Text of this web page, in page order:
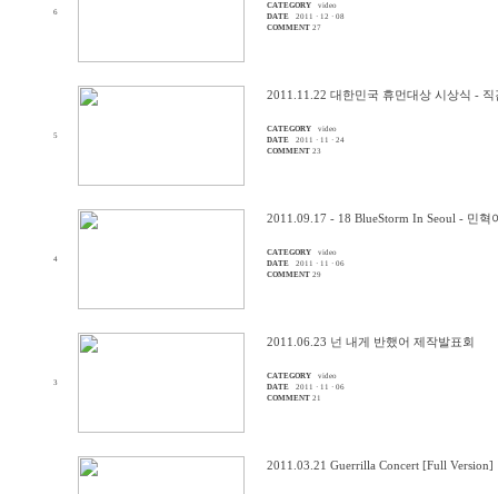
6
CATEGORY video
DATE
2011 · 12 · 08
COMMENT 27
5
2011.11.22 대한민국 휴먼대상 시상식 - 직
CATEGORY video
DATE
2011 · 11 · 24
COMMENT 23
4
2011.09.17 - 18 BlueStorm In Seoul - 민혁
CATEGORY video
DATE
2011 · 11 · 06
COMMENT 29
3
2011.06.23 넌 내게 반했어 제작발표회
CATEGORY video
DATE
2011 · 11 · 06
COMMENT 21
2011.03.21 Guerrilla Concert [Full Version]